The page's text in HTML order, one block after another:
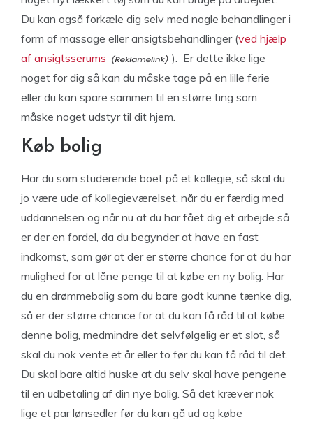
Du kan også forkæle dig selv med nogle behandlinger i
form af massage eller ansigtsbehandlinger (ved hjælp
af ansigtsserums
). Er dette ikke lige
noget for dig så kan du måske tage på en lille ferie
eller du kan spare sammen til en større ting som
måske noget udstyr til dit hjem.
Køb bolig
Har du som studerende boet på et kollegie, så skal du
jo være ude af kollegieværelset, når du er færdig med
uddannelsen og når nu at du har fået dig et arbejde så
er der en fordel, da du begynder at have en fast
indkomst, som gør at der er større chance for at du har
mulighed for at låne penge til at købe en ny bolig. Har
du en drømmebolig som du bare godt kunne tænke dig,
så er der større chance for at du kan få råd til at købe
denne bolig, medmindre det selvfølgelig er et slot, så
skal du nok vente et år eller to før du kan få råd til det.
Du skal bare altid huske at du selv skal have pengene
til en udbetaling af din nye bolig. Så det kræver nok
lige et par lønsedler før du kan gå ud og købe